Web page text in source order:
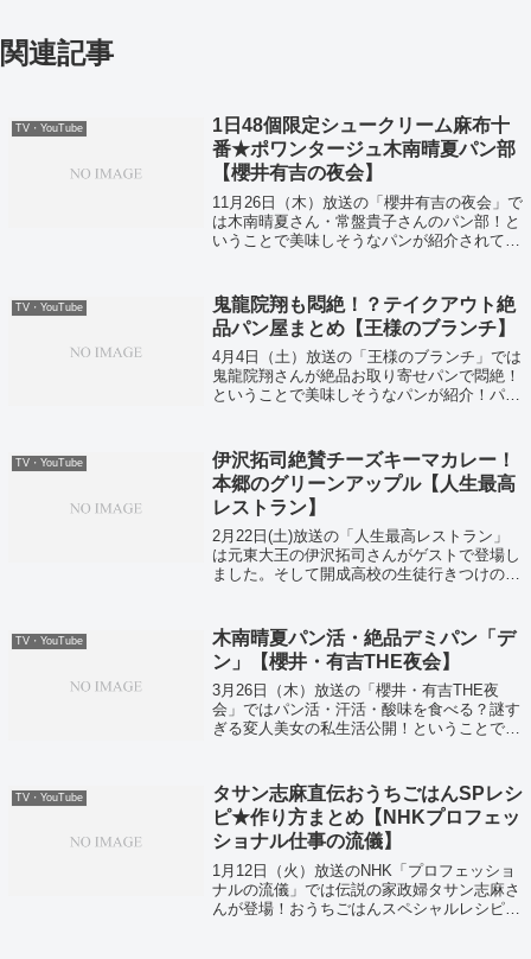
関連記事
TV・YouTube
1日48個限定シュークリーム麻布十
番★ポワンタージュ木南晴夏パン部
【櫻井有吉の夜会】
11月26日（木）放送の「櫻井有吉の夜会」で
は木南晴夏さん・常盤貴子さんのパン部！と
いうことで美味しそうなパンが紹介されてい
TV・YouTube
鬼龍院翔も悶絶！？テイクアウト絶
品パン屋まとめ【王様のブランチ】
4月4日（土）放送の「王様のブランチ」では
鬼龍院翔さんが絶品お取り寄せパンで悶絶！
ということで美味しそうなパンが紹介！パン
TV・YouTube
伊沢拓司絶賛チーズキーマカレー！
本郷のグリーンアップル【人生最高
レストラン】
2月22日(土)放送の「人生最高レストラン」
は元東大王の伊沢拓司さんがゲストで登場し
ました。そして開成高校の生徒行きつけのお
東大生時代に通っていたという、チーズ...
TV・YouTube
木南晴夏パン活・絶品デミパン「デ
ン」【櫻井・有吉THE夜会】
3月26日（木）放送の「櫻井・有吉THE夜
会」ではパン活・汗活・酸味を食べる？謎す
ぎる変人美女の私生活公開！ということで木
TV・YouTube
タサン志麻直伝おうちごはんSPレシ
ピ★作り方まとめ【NHKプロフェッ
ショナル仕事の流儀】
1月12日（火）放送のNHK「プロフェッショ
ナルの流儀」では伝説の家政婦タサン志麻さ
んが登場！おうちごはんスペシャルレシピを